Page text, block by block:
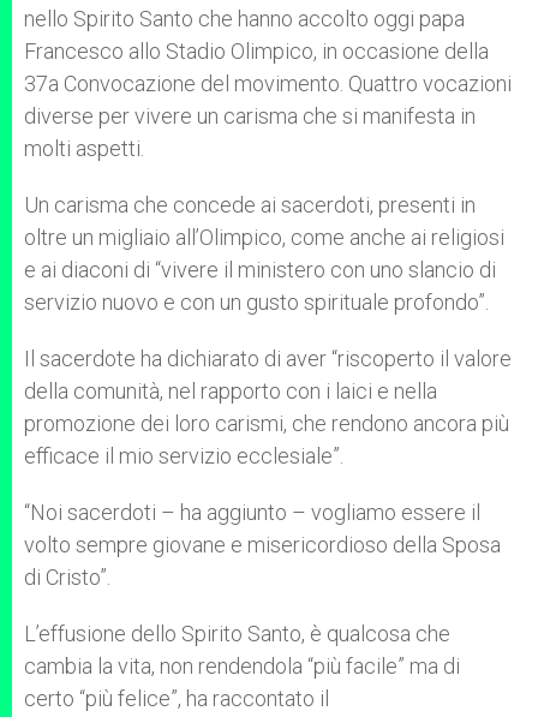
nello Spirito Santo che hanno accolto oggi papa
Francesco allo Stadio Olimpico, in occasione della
37a Convocazione del movimento. Quattro vocazioni
diverse per vivere un carisma che si manifesta in
molti aspetti.
Un carisma che concede ai sacerdoti, presenti in
oltre un migliaio all’Olimpico, come anche ai religiosi
e ai diaconi di “vivere il ministero con uno slancio di
servizio nuovo e con un gusto spirituale profondo”.
Il sacerdote ha dichiarato di aver “riscoperto il valore
della comunità, nel rapporto con i laici e nella
promozione dei loro carismi, che rendono ancora più
efficace il mio servizio ecclesiale”.
“Noi sacerdoti – ha aggiunto – vogliamo essere il
volto sempre giovane e misericordioso della Sposa
di Cristo”.
L’effusione dello Spirito Santo, è qualcosa che
cambia la vita, non rendendola “più facile” ma di
certo “più felice”, ha raccontato il